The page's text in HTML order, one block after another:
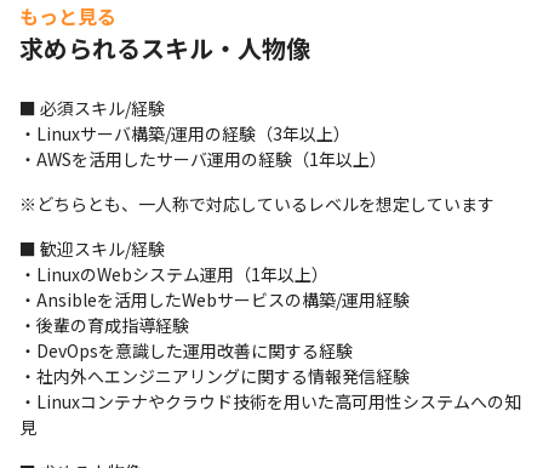
※基本的には担当プロダクトは変わりません（スキルアップのた
めに変更を相談することは可能です）
＜業務の進め方＞
・スクラム開発/アジャイル形式を取り入れ、1週間スプリントで
実施しています
・毎朝プロダクトチームで進捗確認をしていますが、そのほかに
も必要に応じてミーティングを行っています
ャルオフィスツールoViceを導入しているほか、SlackやBacklog
などを用いてタスク状況の確認をしています
＜入社後の流れ＞
・入社後はオンボーディングを実施しています
■ この仕事の面白み、魅力
・当社が開発しているのは、新しい価値を生み出すことにチャレ
ンジするベンチャー企業を本気で支援するためプロダクトなの
もっと見る
求められるスキル・人物像
■ 必須スキル/経験
・Linuxサーバ構築/運用の経験（3年以上）
・AWSを活用したサーバ運用の経験（1年以上）
※どちらとも、一人称で対応しているレベルを想定しています
■ 歓迎スキル/経験
・LinuxのWebシステム運用（1年以上）
・Ansibleを活用したWebサービスの構築/運用経験
・後輩の育成指導経験
・DevOpsを意識した運用改善に関する経験
・社内外へエンジニアリングに関する情報発信経験
・Linuxコンテナやクラウド技術を用いた高可用性システムへの知
見